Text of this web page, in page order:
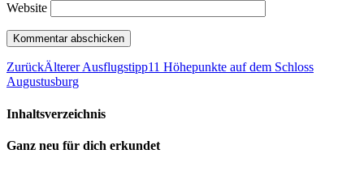
Website
ZurückÄlterer Ausflugstipp11 Höhepunkte auf dem Schloss
Augustusburg
Inhaltsverzeichnis
Ganz neu für dich erkundet